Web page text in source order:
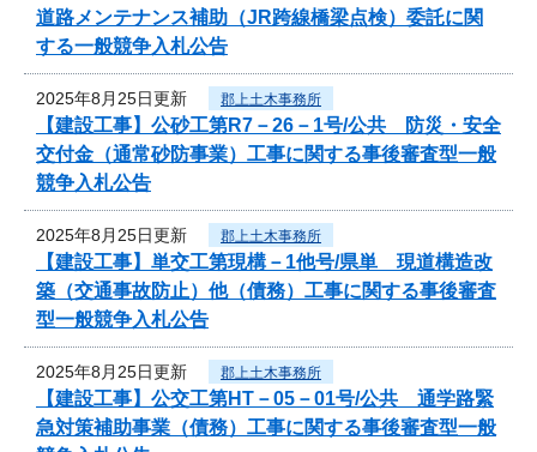
道路メンテナンス補助（JR跨線橋梁点検）委託に関
する一般競争入札公告
2025年8月25日更新 郡上土木事務所
【建設工事】公砂工第R7－26－1号/公共 防災・安全
交付金（通常砂防事業）工事に関する事後審査型一般
競争入札公告
2025年8月25日更新 郡上土木事務所
【建設工事】単交工第現構－1他号/県単 現道構造改
築（交通事故防止）他（債務）工事に関する事後審査
型一般競争入札公告
2025年8月25日更新 郡上土木事務所
【建設工事】公交工第HT－05－01号/公共 通学路緊
急対策補助事業（債務）工事に関する事後審査型一般